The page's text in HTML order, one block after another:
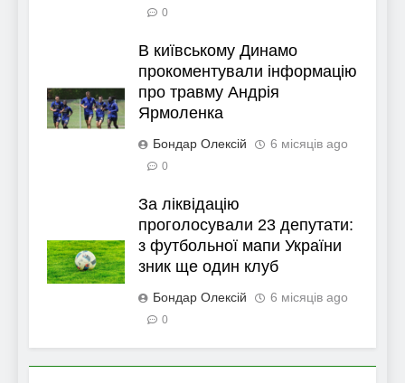
0
В київському Динамо
прокоментували інформацію
про травму Андрія
Ярмоленка
Бондар Олексій 6 місяців ago
0
За ліквідацію
проголосували 23 депутати:
з футбольної мапи України
зник ще один клуб
Бондар Олексій 6 місяців ago
0